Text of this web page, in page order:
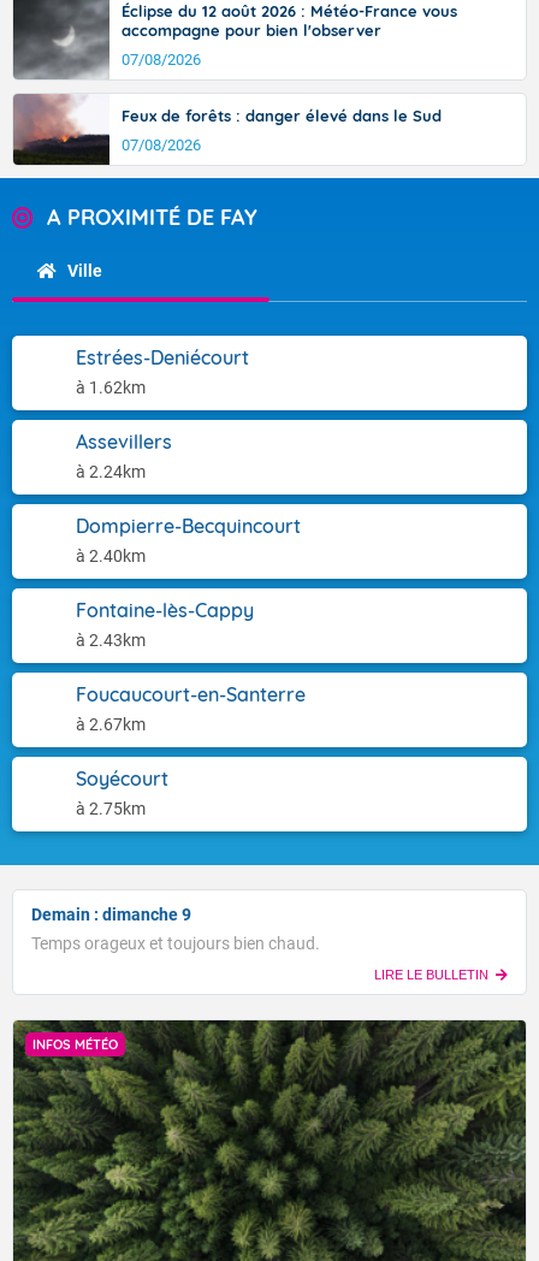
Éclipse du 12 août 2026 : Météo-France vous
accompagne pour bien l'observer
07/08/2026
Feux de forêts : danger élevé dans le Sud
07/08/2026
A PROXIMITÉ DE FAY
Ville
Estrées-Deniécourt
à 1.62km
Assevillers
à 2.24km
Dompierre-Becquincourt
à 2.40km
Fontaine-lès-Cappy
à 2.43km
Foucaucourt-en-Santerre
à 2.67km
Soyécourt
à 2.75km
Demain : dimanche 9
Temps orageux et toujours bien chaud.
LIRE LE BULLETIN
INFOS MÉTÉO